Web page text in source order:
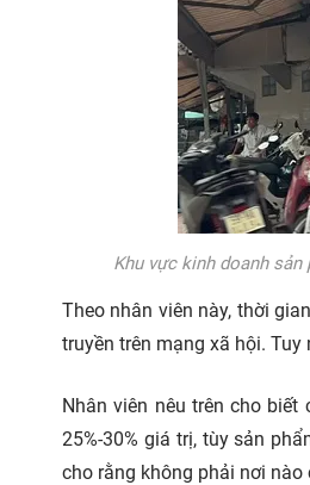
Khu vực kinh doanh
Theo nhân viên này, thời
truyền trên mạng xã hội.
Nhân viên nêu trên cho
25%-30% giá trị, tùy sản
cho rằng không phải nơi